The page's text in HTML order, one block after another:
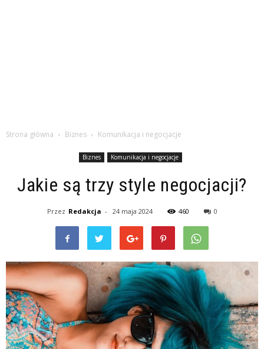
Strona główna Biznes Komunikacja i negocjacje
Biznes Komunikacja i negocjacje
Jakie są trzy style negocjacji?
Przez Redakcja - 24 maja 2024 460 0